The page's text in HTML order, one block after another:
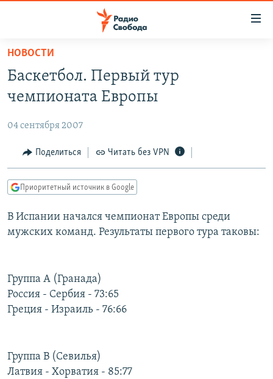
упрощенного
доступа
основному
Вернутся
главной
навигации
Вернутся
ПРОГРАММЫ
ЦИТАТЫ СВОБОДЫ
МНЕНИЯ
IDEL.РЕАЛИИ
КАВКАЗ.РЕАЛИИ
СЕВЕР.РЕАЛИИ
РАСПИСАНИЕ ВЕЩАНИЯ
ПОДПИШИТЕСЬ НА РАССЫЛКУ
НОВОСТИ
Баскетбол. Первый тур
чемпионата Европы
04 сентября 2007
Поделиться Читать без VPN
Приоритетный источник в Google
В Испании начался чемпионат Европы среди
мужских команд. Результаты первого тура таковы:
Группа А (Гранада)
Россия - Сербия - 73:65
Греция - Израиль - 76:66
Группа В (Севилья)
Латвия - Хорватия - 85:77